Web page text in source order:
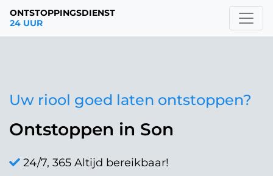
ONTSTOPPINGSDIENST
24 UUR
Uw riool goed laten ontstoppen?
Ontstoppen in Son
24/7, 365 Altijd bereikbaar!